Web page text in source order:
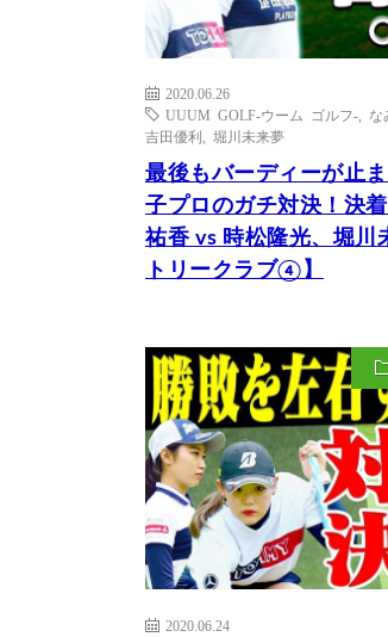
2020.06.26
UUUM GOLF-ウーム ゴルフ-
な
吉田優利
堀川未来夢
最後もバーディーが止
子プロのガチ対決！決
祐香 vs 時松隆光、堀川
トリークラブ④】
2020.06.24